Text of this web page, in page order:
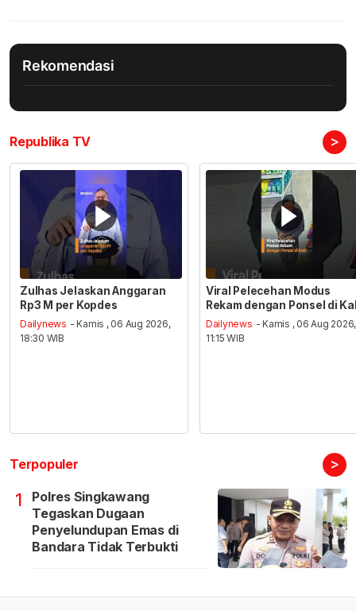
Rekomendasi
Republika TV >
Zulhas Jelaskan Anggaran
Rp3 M per Kopdes
Dailynews - Kamis , 06 Aug 2026,
18:30 WIB
Viral Pelecehan Modus
Rekam dengan Ponsel di
Dailynews - Kamis , 06 Aug 2026,
11:15 WIB
Terpopuler >
1
Polres Singkawang
Tegaskan Dugaan
Penyelundupan Emas di
Bandara Tidak Terbukti